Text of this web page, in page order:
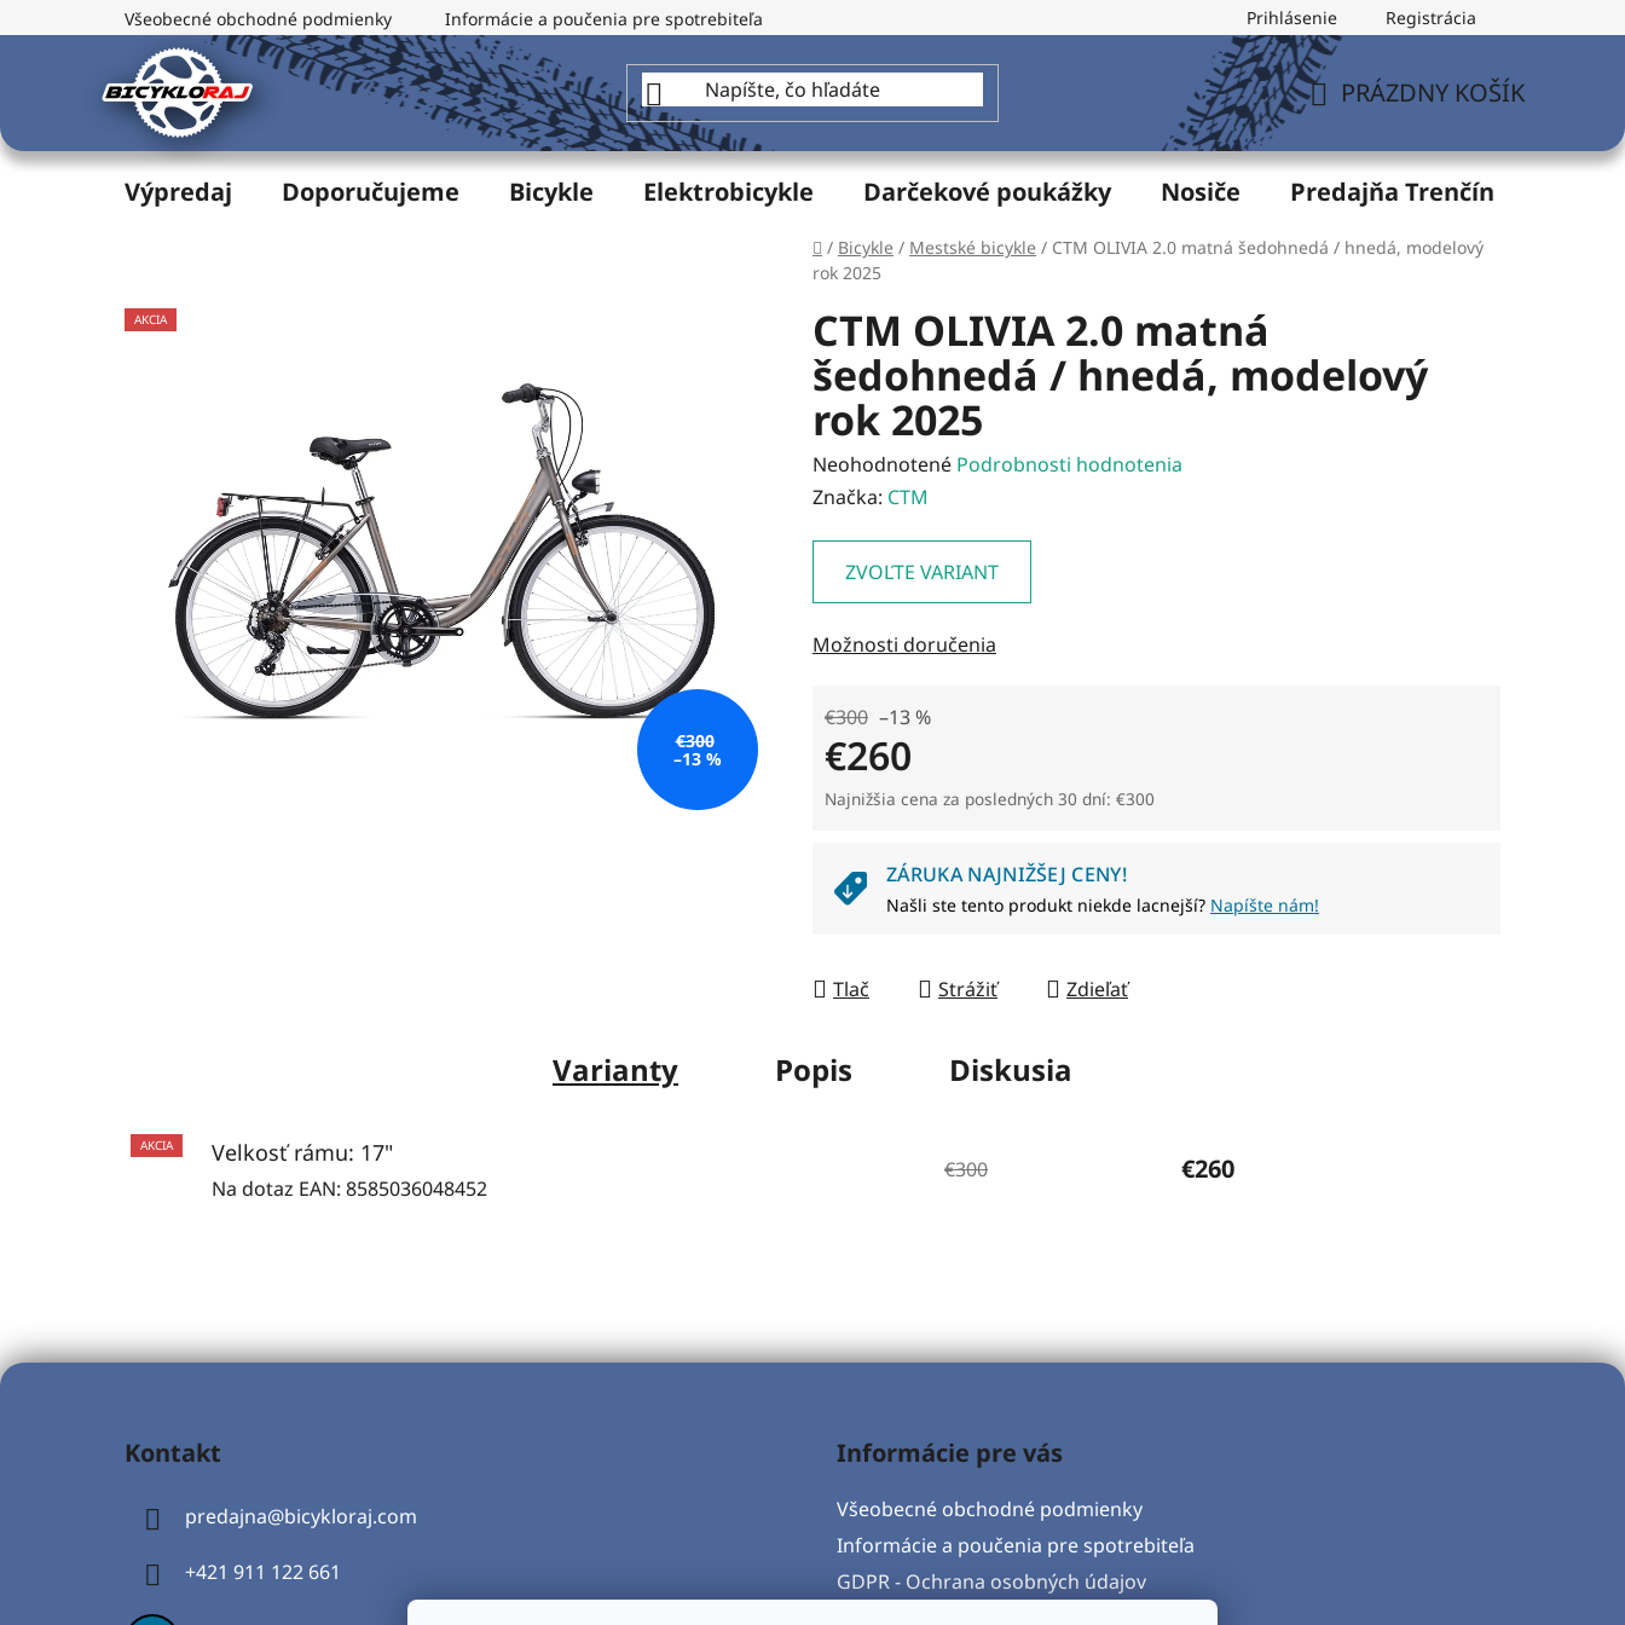
na
Všeobecné obchodné podmienky Informácie a poučenia pre spotrebiteľa Formulár na odstúpenie od zmluvy
Prihlásenie Registrácia
KOŠÍK
PRÁZDNY KOŠÍK
Výpredaj Doporučujeme Bicykle Elektrobicykle Darčekové poukážky Nosiče Predajňa Trenčín
Domov
/ Bicykle / Mestské bicykle / CTM OLIVIA 2.0 matná šedohnedá / hnedá, modelový
rok 2025
CTM OLIVIA 2.0 matná
šedohnedá / hnedá, modelový
rok 2025
Priemerné
hodnotenie
5
Neohodnotené Podrobnosti hodnotenia
Značka: CTM
ZVOĽTE VARIANT
Možnosti doručenia
€300 –13 %
€260
Jednotková cena:
Najnižšia cena za posledných 30 dní: €300
ZÁRUKA NAJNIŽŠEJ CENY!
Našli ste tento produkt niekde lacnejší? Napíšte nám!
Tlač Strážiť Zdieľať
AKCIA
€300
–13 %
Varianty Popis Diskusia
AKCIA Velkosť rámu: 17"
Na dotaz EAN: 8585036048452
€300 €260
Kontakt
predajna@bicykloraj.com
+421 911 122 661
Informácie pre vás
Všeobecné obchodné podmienky
Informácie a poučenia pre spotrebiteľa
GDPR - Ochrana osobných údajov